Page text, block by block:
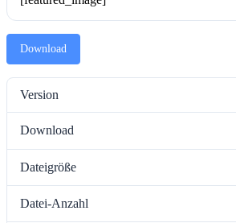
Download
Version
Download
Dateigröße
Datei-Anzahl